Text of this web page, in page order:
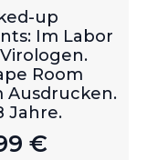
up
Im Labor
Room
Ausdrucken.
Jahre.
€